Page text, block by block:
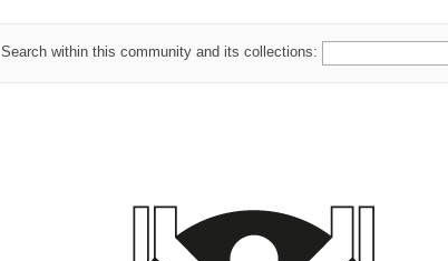
Search within this community and its collections: